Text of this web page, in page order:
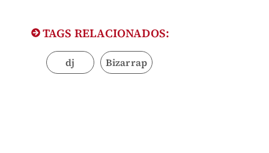
TAGS RELACIONADOS:
dj Bizarrap